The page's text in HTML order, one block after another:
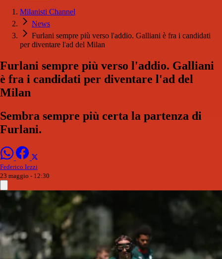
Milanisti Channel
News
Furlani sempre più verso l'addio. Galliani è fra i candidati
per diventare l'ad del Milan
Furlani sempre più verso l'addio. Galliani
è fra i candidati per diventare l'ad del
Milan
Sembra sempre più certa la partenza di
Furlani.
Federico Iezzi
23 maggio - 12:30